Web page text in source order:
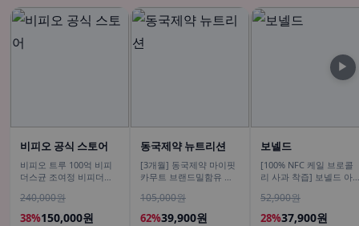
비피오 공식 스토어
비피오 트루 100억 비피
더스균 조여정 비피더스
240,000원
38%150,000원
동국제약 뉴트리션
[3개월] 동국제약 마이핏
카무트 브랜드밀함유 효
치 30포, 3개
105,000원
62%39,900원
보넬드
[100% NFC 케일 브로콜
리 사과 착즙] 보넬드 아
개
52,900원
28%37,900원
▶